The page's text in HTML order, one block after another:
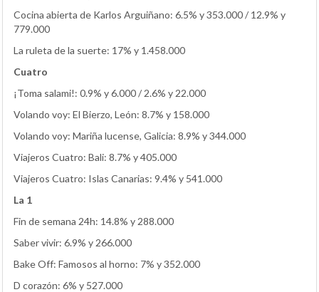
Cocina abierta de Karlos Arguiñano: 6.5% y 353.000 / 12.9% y
779.000
La ruleta de la suerte: 17% y 1.458.000
Cuatro
¡Toma salami!: 0.9% y 6.000 / 2.6% y 22.000
Volando voy: El Bierzo, León: 8.7% y 158.000
Volando voy: Mariña lucense, Galicia: 8.9% y 344.000
Viajeros Cuatro: Bali: 8.7% y 405.000
Viajeros Cuatro: Islas Canarias: 9.4% y 541.000
La 1
Fin de semana 24h: 14.8% y 288.000
Saber vivir: 6.9% y 266.000
Bake Off: Famosos al horno: 7% y 352.000
D corazón: 6% y 527.000